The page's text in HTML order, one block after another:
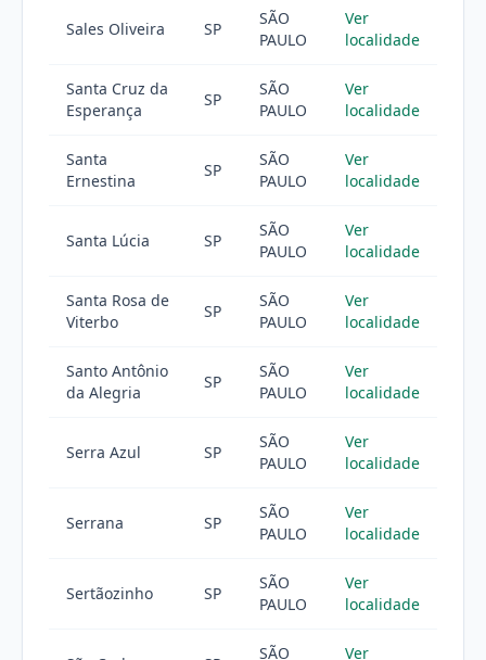
Sales Oliveira SP
SÃO
PAULO
Ver
localidade
Santa Cruz da
Esperança
SP
SÃO
PAULO
Ver
localidade
Santa
Ernestina
SP
SÃO
PAULO
Ver
localidade
Santa Lúcia SP
SÃO
PAULO
Ver
localidade
Santa Rosa de
Viterbo
SP
SÃO
PAULO
Ver
localidade
Santo Antônio
da Alegria
SP
SÃO
PAULO
Ver
localidade
Serra Azul SP
SÃO
PAULO
Ver
localidade
Serrana SP
SÃO
PAULO
Ver
localidade
Sertãozinho SP
SÃO
PAULO
Ver
localidade
SÃO Ver